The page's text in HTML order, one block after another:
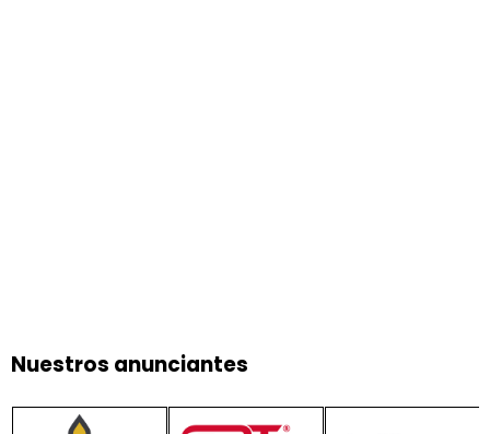
Nuestros anunciantes